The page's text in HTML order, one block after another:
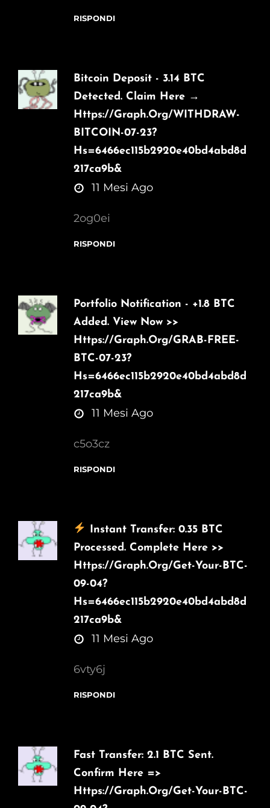
RISPONDI
Bitcoin Deposit - 3.14 BTC
Detected. Claim Here →
Https://graph.org/WITHDRAW-
BITCOIN-07-23?
Hs=6466ec115b2920e40bd4abd8d
217ca9b&
says:11 Mesi Ago
2og0ei
RISPONDI
Portfolio Notification - +1.8 BTC
Added. View Now >>
Https://graph.org/GRAB-FREE-
BTC-07-23?
Hs=6466ec115b2920e40bd4abd8d
217ca9b&
says:11 Mesi Ago
c5o3cz
RISPONDI
Instant Transfer: 0.35 BTC
Processed. Complete Here >>
Https://graph.org/Get-Your-BTC-
09-04?
Hs=6466ec115b2920e40bd4abd8d
217ca9b&
says:11 Mesi Ago
6vty6j
RISPONDI
Fast Transfer: 2.1 BTC Sent.
Confirm Here =>
Https://graph.org/Get-Your-BTC-